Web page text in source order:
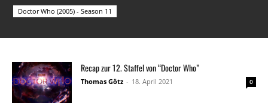
Doctor Who (2005) - Season 11
Recap zur 12. Staffel von “Doctor Who”
Thomas Götz - 18. April 2021 0